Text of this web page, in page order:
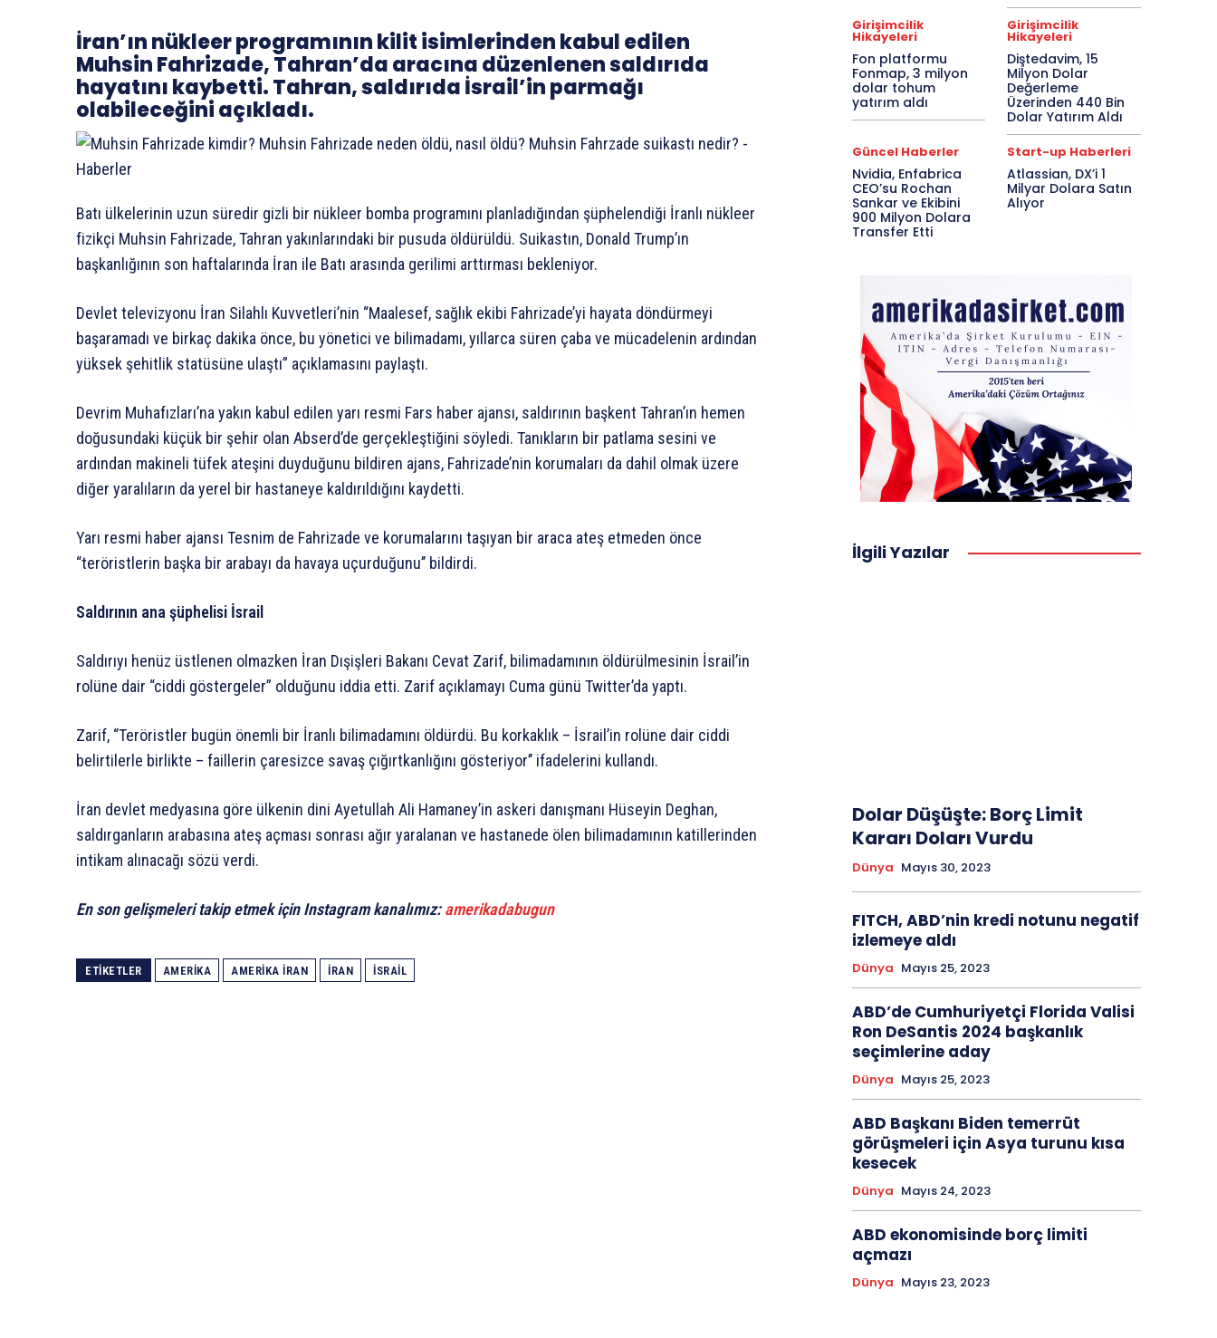
İran’ın nükleer programının kilit isimlerinden kabul edilen
Muhsin Fahrizade, Tahran’da aracına düzenlenen saldırıda
hayatını kaybetti. Tahran, saldırıda İsrail’in parmağı
olabileceğini açıkladı.
Batı ülkelerinin uzun süredir gizli bir nükleer bomba programını planladığından şüphelendiği İranlı nükleer
fizikçi Muhsin Fahrizade, Tahran yakınlarındaki bir pusuda öldürüldü. Suikastın, Donald Trump’ın
başkanlığının son haftalarında İran ile Batı arasında gerilimi arttırması bekleniyor.
Devlet televizyonu İran Silahlı Kuvvetleri’nin “Maalesef, sağlık ekibi Fahrizade’yi hayata döndürmeyi
başaramadı ve birkaç dakika önce, bu yönetici ve bilimadamı, yıllarca süren çaba ve mücadelenin ardından
yüksek şehitlik statüsüne ulaştı” açıklamasını paylaştı.
Devrim Muhafızları’na yakın kabul edilen yarı resmi Fars haber ajansı, saldırının başkent Tahran’ın hemen
doğusundaki küçük bir şehir olan Abserd’de gerçekleştiğini söyledi. Tanıkların bir patlama sesini ve
ardından makineli tüfek ateşini duyduğunu bildiren ajans, Fahrizade’nin korumaları da dahil olmak üzere
diğer yaralıların da yerel bir hastaneye kaldırıldığını kaydetti.
Yarı resmi haber ajansı Tesnim de Fahrizade ve korumalarını taşıyan bir araca ateş etmeden önce
“teröristlerin başka bir arabayı da havaya uçurduğunu’’ bildirdi.
Saldırının ana şüphelisi İsrail
Saldırıyı henüz üstlenen olmazken İran Dışişleri Bakanı Cevat Zarif, bilimadamının öldürülmesinin İsrail’in
rolüne dair “ciddi göstergeler” olduğunu iddia etti. Zarif açıklamayı Cuma günü Twitter’da yaptı.
Zarif, “Teröristler bugün önemli bir İranlı bilimadamını öldürdü. Bu korkaklık – İsrail’in rolüne dair ciddi
belirtilerle birlikte – faillerin çaresizce savaş çığırtkanlığını gösteriyor’’ ifadelerini kullandı.
İran devlet medyasına göre ülkenin dini Ayetullah Ali Hamaney’in askeri danışmanı Hüseyin Deghan,
saldırganların arabasına ateş açması sonrası ağır yaralanan ve hastanede ölen bilimadamının katillerinden
intikam alınacağı sözü verdi.
En son gelişmeleri takip etmek için Instagram kanalımız:amerikadabugun
ETIKETLER AMERIKA AMERIKA İRAN IRAN ISRAIL
Girişimcilik
Hikayeleri
Fon platformu
Fonmap, 3 milyon
dolar tohum
yatırım aldı
Girişimcilik
Hikayeleri
Diştedavim, 15
Milyon Dolar
Değerleme
Üzerinden 440 Bin
Dolar Yatırım Aldı
Güncel Haberler
Nvidia, Enfabrica
CEO’su Rochan
Sankar ve Ekibini
900 Milyon Dolara
Transfer Etti
Start-up Haberleri
Atlassian, DX’i 1
Milyar Dolara Satın
Alıyor
İlgili Yazılar
Dolar Düşüşte: Borç Limit
Kararı Doları Vurdu
Dünya Mayıs 30, 2023
FITCH, ABD’nin kredi notunu negatif
izlemeye aldı
Dünya Mayıs 25, 2023
ABD’de Cumhuriyetçi Florida Valisi
Ron DeSantis 2024 başkanlık
seçimlerine aday
Dünya Mayıs 25, 2023
ABD Başkanı Biden temerrüt
görüşmeleri için Asya turunu kısa
kesecek
Dünya Mayıs 24, 2023
ABD ekonomisinde borç limiti
açmazı
Dünya Mayıs 23, 2023